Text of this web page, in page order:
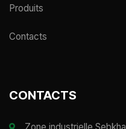
Produits
Contacts
CONTACTS